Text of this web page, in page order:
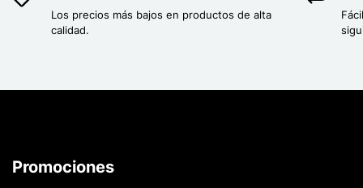
Los precios más bajos en productos de alta
calidad.
Promociones